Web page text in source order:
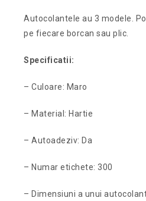
Autocolantele au 3 modele.
pe fiecare borcan sau plic.
Specificatii:
– Culoare: Maro
– Material: Hartie
– Autoadeziv: Da
– Numar etichete: 300
– Dimensiuni a unui